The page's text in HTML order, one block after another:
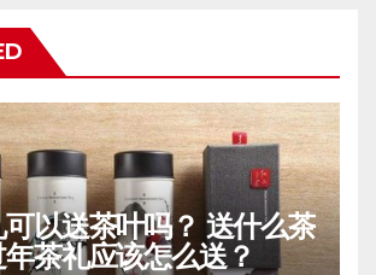
以送茶叶吗？ 送什么茶
茶礼应该怎么送？